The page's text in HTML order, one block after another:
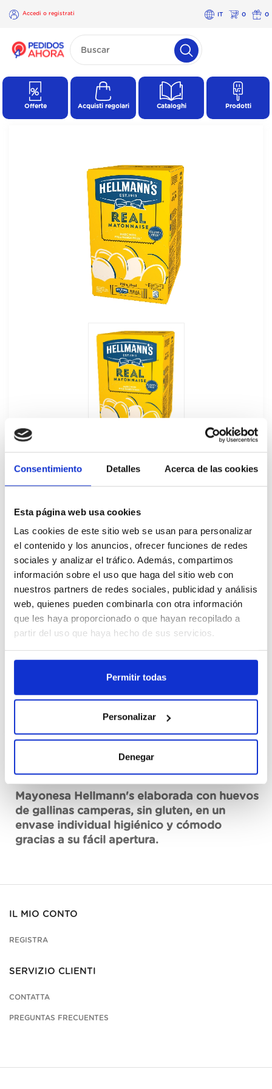
Consentimiento Detalles Acerca de las cookies
Esta página web usa cookies
Las cookies de este sitio web se usan para personalizar
el contenido y los anuncios, ofrecer funciones de redes
sociales y analizar el tráfico. Además, compartimos
información sobre el uso que haga del sitio web con
nuestros partners de redes sociales, publicidad y análisis
web, quienes pueden combinarla con otra información
que les haya proporcionado o que hayan recopilado a
partir del uso que haya hecho de sus servicios.
Permitir todas
Personalizar
Denegar
Accedi o registrati IT 0 0
×
Accedi o
Offerte Acquisti regolari Cataloghi Prodotti
Mayonesa Monoporciones Hellmann's
198x10ML
676823
Cajas
Registra
Non in stock, ordina ora
Vedi scheda tecnica
Descrizione
Mayonesa Hellmann's elaborada con huevos
de gallinas camperas, sin gluten, en un
envase individual higiénico y cómodo
gracias a su fácil apertura.
IL MIO CONTO
REGISTRA
SERVIZIO CLIENTI
CONTATTA
PREGUNTAS FRECUENTES